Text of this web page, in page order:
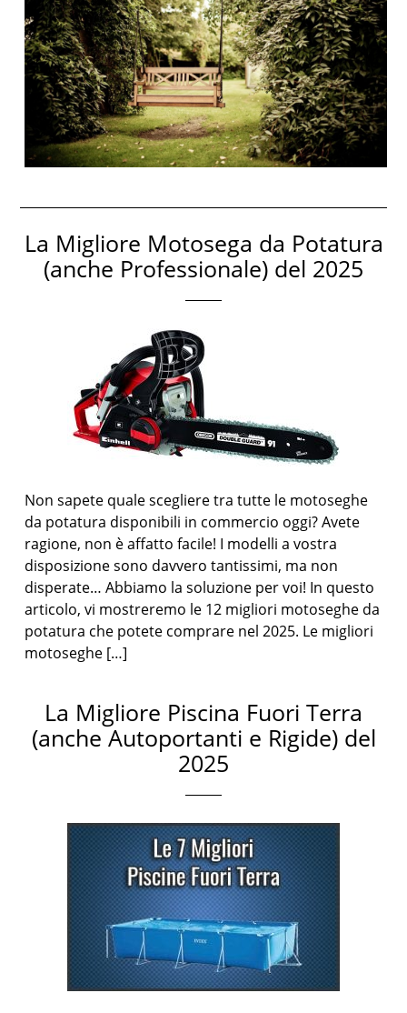
La Migliore Motosega da Potatura
(anche Professionale) del 2025
Non sapete quale scegliere tra tutte le motoseghe
da potatura disponibili in commercio oggi? Avete
ragione, non è affatto facile! I modelli a vostra
disposizione sono davvero tantissimi, ma non
disperate… Abbiamo la soluzione per voi! In questo
articolo, vi mostreremo le 12 migliori motoseghe da
potatura che potete comprare nel 2025. Le migliori
motoseghe […]
La Migliore Piscina Fuori Terra
(anche Autoportanti e Rigide) del
2025